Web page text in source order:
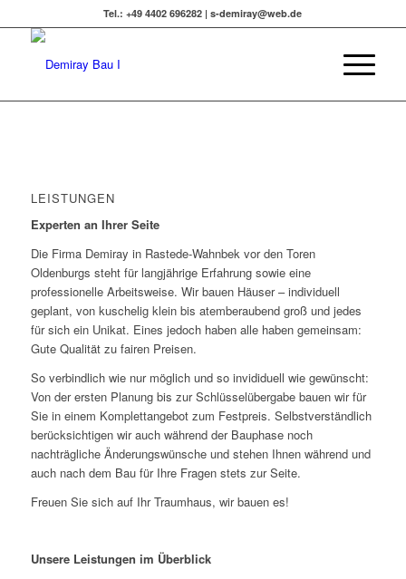
Tel.: +49 4402 696282 | s-demiray@web.de
LEISTUNGEN
Experten an Ihrer Seite
Die Firma Demiray in Rastede-Wahnbek vor den Toren
Oldenburgs steht für langjährige Erfahrung sowie eine
professionelle Arbeitsweise. Wir bauen Häuser – individuell
geplant, von kuschelig klein bis atemberaubend groß und jedes
für sich ein Unikat. Eines jedoch haben alle haben gemeinsam:
Gute Qualität zu fairen Preisen.
So verbindlich wie nur möglich und so invididuell wie gewünscht:
Von der ersten Planung bis zur Schlüsselübergabe bauen wir für
Sie in einem Komplettangebot zum Festpreis. Selbstverständlich
berücksichtigen wir auch während der Bauphase noch
nachträgliche Änderungswünsche und stehen Ihnen während und
auch nach dem Bau für Ihre Fragen stets zur Seite.
Freuen Sie sich auf Ihr Traumhaus, wir bauen es!
Unsere Leistungen im Überblick